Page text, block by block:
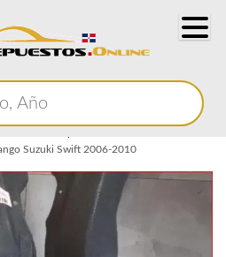
Suzuki Swift 2006-2010